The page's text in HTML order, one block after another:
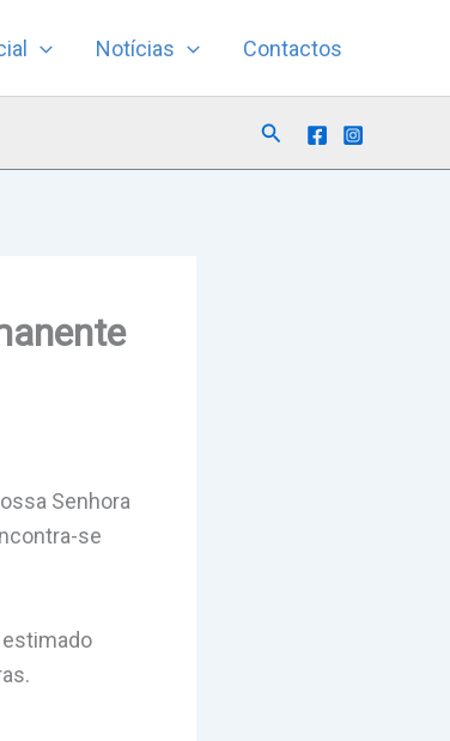
Notícias Contactos
Search
Senhora
se
estimado